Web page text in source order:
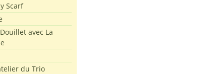
Scarf
avec La
du Trio